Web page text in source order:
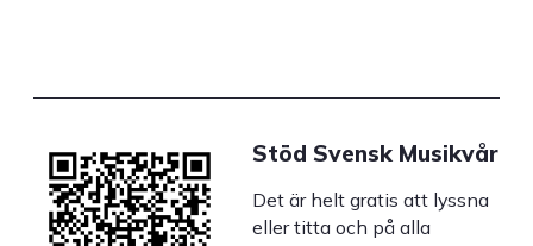
Stöd Svensk Musikvår
Det är helt gratis att lyssna
eller titta och på alla